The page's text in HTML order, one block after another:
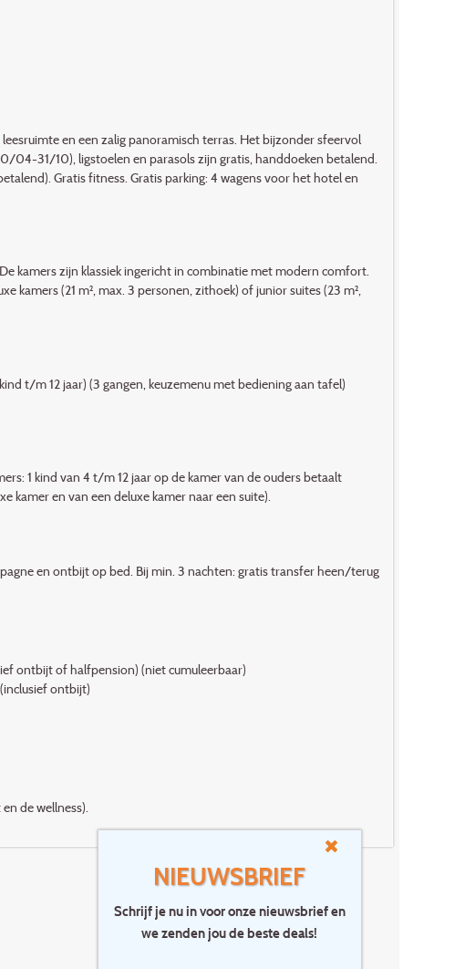
NIEUWSBRIEF
Schrijf je nu in voor onze nieuwsbrief en
we zenden jou de beste deals!
en een zalig panoramisch terras. Het bijzonder sfeervol
04-31/10), ligstoelen en parasols zijn gratis, handdoeken betalend.
Gratis fitness. Gratis parking: 4 wagens voor het hotel en
kamers zijn klassiek ingericht in combinatie met modern comfort.
kamers (21 m², max. 3 personen, zithoek) of junior suites (23 m²,
t/m 12 jaar) (3 gangen, keuzemenu met bediening aan tafel)
1 kind van 4 t/m 12 jaar op de kamer van de ouders betaalt
kamer en van een deluxe kamer naar een suite).
en ontbijt op bed. Bij min. 3 nachten: gratis transfer heen/terug
ontbijt of halfpension) (niet cumuleerbaar)
ontbijt)
de wellness).